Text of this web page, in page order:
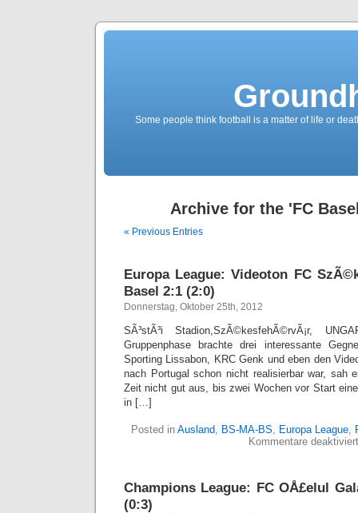
Some people think football is a matter of life or
Archive for the 'FC
« Previous Entries
Europa League: Videoton FC
Basel 2:1 (2:0)
Donnerstag, Oktober 25th, 2012
SÃ³stÃ³i Stadion,SzÃ©kesfehÃ©rvÃ¡r,
Gruppenphase brachte drei interessante
Sporting Lissabon, KRC Genk und eben den
nach Portugal schon nicht realisierbar war, sah
Zeit nicht gut aus, bis zwei Wochen vor Start
in […]
Posted in Ausland, BS-MA-BS, Europa League,
Kommentare deaktiviert
Champions League: FC OÅ£elul
(0:3)